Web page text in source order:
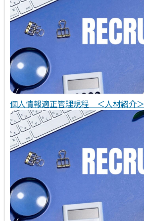
個人情報適正管理規程 ＜人材紹介＞